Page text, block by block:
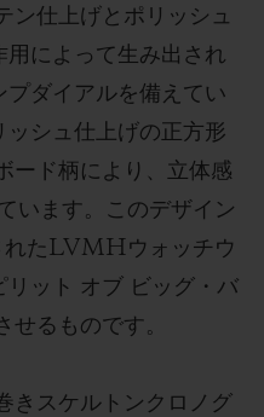
仕上げとポリッシュ
によって生み出され
ダイアルを備えてい
ッシュ仕上げの正方形
ード柄により、立体感
います。このデザイン
れたLVMHウォッチウ
リット オブ ビッグ・バ
せるものです。
きスケルトンクロノグ